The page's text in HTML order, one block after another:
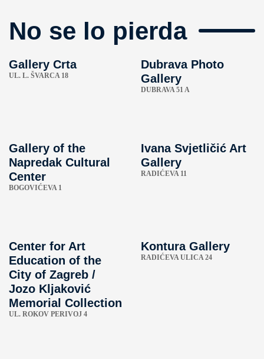
No se lo pierda
Gallery Crta
UL. L. ŠVARCA 18
Dubrava Photo
Gallery
DUBRAVA 51 A
Gallery of the
Napredak Cultural
Center
BOGOVIĆEVA 1
Ivana Svjetličić Art
Gallery
RADIĆEVA 11
Center for Art
Education of the
City of Zagreb / ​​
Jozo Kljaković
Memorial Collection
UL. ROKOV PERIVOJ 4
Kontura Gallery
RADIĆEVA ULICA 24